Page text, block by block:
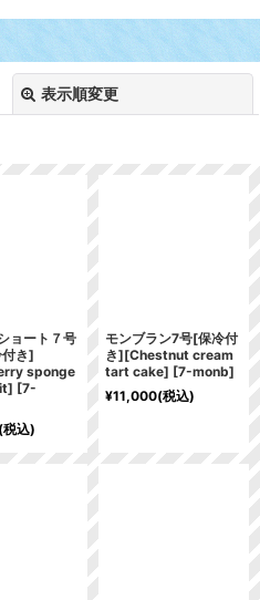
表示順変更
ョート７号
き]
sponge
[7-
税込)
モンブラン7号[保冷付
き][Chestnut cream
tart cake] [7-monb]
¥11,000(税込)